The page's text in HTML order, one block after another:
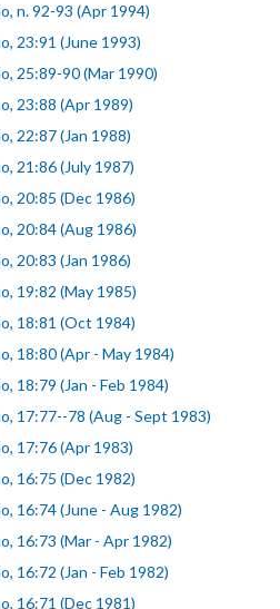
n. 92-93 (Apr 1994)
23:91 (June 1993)
25:89-90 (Mar 1990)
23:88 (Apr 1989)
22:87 (Jan 1988)
21:86 (July 1987)
20:85 (Dec 1986)
20:84 (Aug 1986)
20:83 (Jan 1986)
19:82 (May 1985)
18:81 (Oct 1984)
18:80 (Apr - May 1984)
18:79 (Jan - Feb 1984)
17:77--78 (Aug - Sept 1983)
17:76 (Apr 1983)
16:75 (Dec 1982)
16:74 (June - Aug 1982)
16:73 (Mar - Apr 1982)
16:72 (Jan - Feb 1982)
16:71 (Dec 1981)